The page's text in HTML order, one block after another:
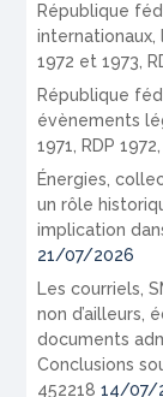
République
1972 et 1973,
République
évènements
1971, RDP
Énergies,
un rôle
implication
21/07/2026
Les courriels,
non d’ailleurs,
documents
Conclusions
452218 14/07/